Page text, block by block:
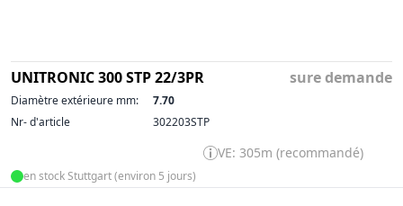
UNITRONIC 300 STP 22/3PR sure demande
Diamètre extérieure mm:
7.70
Nr- d'article
302203STP
VE: 305m (recommandé)
en stock Stuttgart (environ 5 jours)